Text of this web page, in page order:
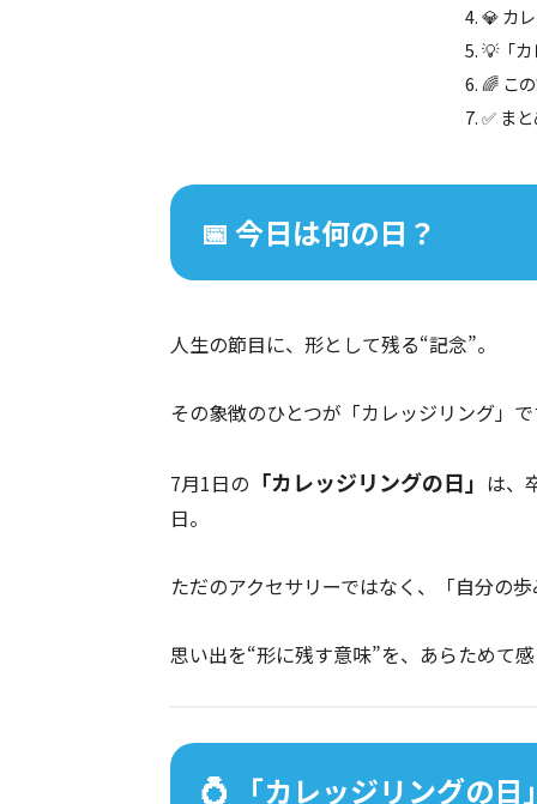
💎 カ
💡「
🌈 こ
✅ ま
📅 今日は何の日？
人生の節目に、形として残る“記念”。
その象徴のひとつが「カレッジリング」で
7月1日の 「カレッジリングの日」 は、
日。
ただのアクセサリーではなく、「自分の
思い出を“形に残す意味”を、あらためて
💍 「カレッジリングの日